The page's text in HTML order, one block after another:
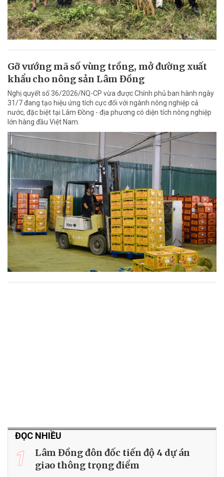
Gỡ vướng mã số vùng trồng, mở đường xuất
khẩu cho nông sản Lâm Đồng
Nghị quyết số 36/2026/NQ-CP vừa được Chính phủ ban hành ngày
31/7 đang tạo hiệu ứng tích cực đối với ngành nông nghiệp cả
nước, đặc biệt tại Lâm Đồng - địa phương có diện tích nông nghiệp
lớn hàng đầu Việt Nam.
ĐỌC NHIỀU
1
Lâm Đồng đôn đốc tiến độ 4 dự án
giao thông trọng điểm